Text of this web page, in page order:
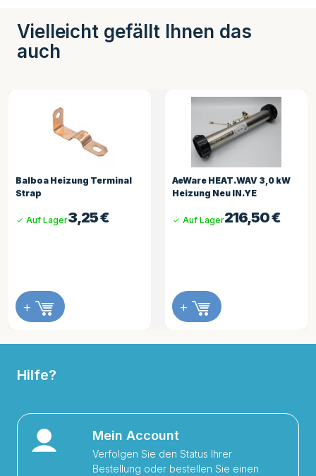
Vielleicht gefällt Ihnen das
auch
Balboa Heizung Terminal
Strap
3,25€
Auf Lager
+
AeWare HEAT.WAV 3,0 kW
Heizung Neu IN.YE
216,50€
Auf Lager
+
Hilfe?
Mein Account
Verfolgen Sie den Status Ihrer
Bestellung oder bestellen Sie einen